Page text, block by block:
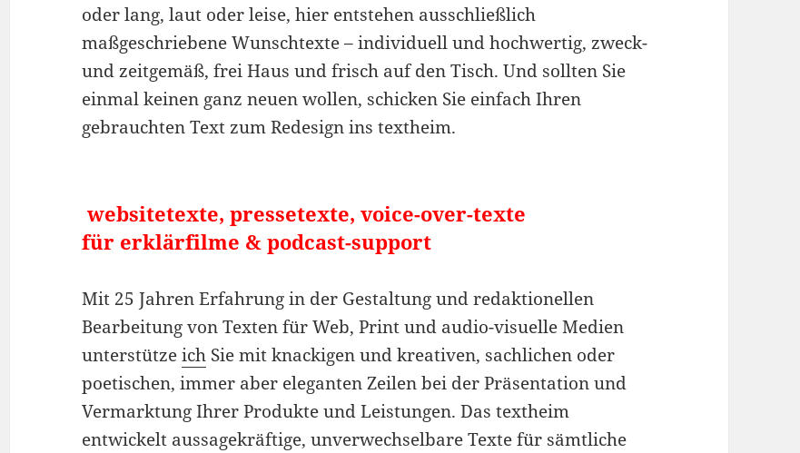
oder lang, laut oder leise, hier entstehen ausschließlich
maßgeschriebene Wunschtexte – individuell und hochwertig, zweck-
und zeitgemäß, frei Haus und frisch auf den Tisch. Und sollten Sie
einmal keinen ganz neuen wollen, schicken Sie einfach Ihren
gebrauchten Text zum Redesign ins textheim.
websitetexte, pressetexte, voice-over-texte
für erklärfilme & podcast-support
Mit 25 Jahren Erfahrung in der Gestaltung und redaktionellen
Bearbeitung von Texten für Web, Print und audio-visuelle Medien
unterstützeich Sie mit knackigen und kreativen, sachlichen oder
poetischen, immer aber eleganten Zeilen bei der Präsentation und
Vermarktung Ihrer Produkte und Leistungen. Das textheim
entwickelt aussagekräftige, unverwechselbare Texte für sämtliche